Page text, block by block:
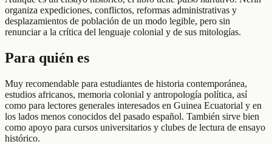
organiza expediciones, conflictos, reformas administrativas y
desplazamientos de población de un modo legible, pero sin
renunciar a la crítica del lenguaje colonial y de sus mitologías.
Para quién es
Muy recomendable para estudiantes de historia contemporánea,
estudios africanos, memoria colonial y antropología política, así
como para lectores generales interesados en Guinea Ecuatorial y en
los lados menos conocidos del pasado español. También sirve bien
como apoyo para cursos universitarios y clubes de lectura de ensayo
histórico.